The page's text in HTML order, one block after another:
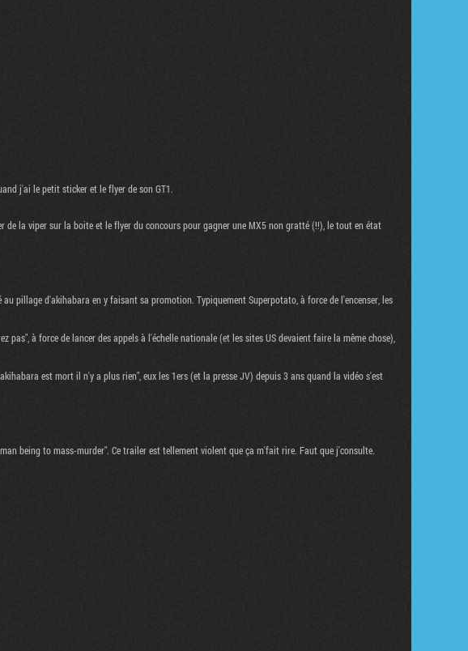
j'ai le petit sticker et le flyer de son GT1.
la viper sur la boite et le flyer du concours pour gagner une MX5 non gratté (!!), le tout en état
pillage d'akihabara en y faisant sa promotion. Typiquement Superpotato, à force de l'encenser, les
à force de lancer des appels à l'échelle nationale (et les sites US devaient faire la même chose),
est mort il n'y a plus rien", eux les 1ers (et la presse JV) depuis 3 ans quand la vidéo s'est
being to mass-murder". Ce trailer est tellement violent que ça m'fait rire. Faut que j'consulte.